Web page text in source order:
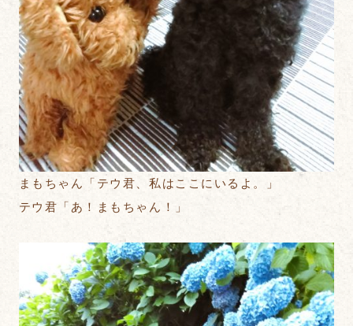
まもちゃん「テウ君、私はここにいるよ。」
テウ君「あ！まもちゃん！」